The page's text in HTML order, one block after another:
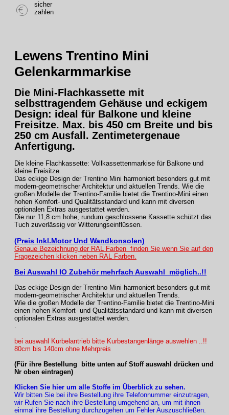
sicher
zahlen
Lewens Trentino Mini
Gelenkarmmarkise
Die Mini-Flachkassette mit
selbsttragendem Gehäuse und eckigem
Design: ideal für Balkone und kleine
Freisitze. Max. bis 450 cm Breite und bis
250 cm Ausfall. Zentimetergenaue
Anfertigung.
Die kleine Flachkassette: Vollkassettenmarkise für Balkone und
kleine Freisitze.
Das eckige Design der Trentino Mini harmoniert besonders gut mit
modern-geometrischer Architektur und aktuellen Trends. Wie die
großen Modelle der Trentino-Familie bietet die Trentino-Mini einen
hohen Komfort- und Qualitätsstandard und kann mit diversen
optionalen Extras ausgestattet werden.
Die nur 11,8 cm hohe, rundum geschlossene Kassette schützt das
Tuch zuverlässig vor Witterungseinflüssen.
(Preis Inkl.Motor Und Wandkonsolen)
Genaue Bezeichnung der RAL Farben finden Sie wenn Sie auf den
Fragezeichen klicken neben RAL Farben.
Bei Auswahl IO Zubehör mehrfach Auswahl möglich..!!
Das eckige Design der Trentino Mini harmoniert besonders gut mit
modern-geometrischer Architektur und aktuellen Trends.
Wie die großen Modelle der Trentino-Familie bietet die Trentino-Mini
einen hohen Komfort- und Qualitätsstandard und kann mit diversen
optionalen Extras ausgestattet werden.
.
bei auswahl Kurbelantrieb bitte Kurbestangenlänge auswehlen ..!!
80cm bis 140cm ohne Mehrpreis
(Für ihre Bestellung bitte unten auf Stoff auswahl drücken und
Nr oben eintragen)
Klicken Sie hier um alle Stoffe im Überblick zu sehen.
Wir bitten Sie bei ihre Bestellung ihre Telefonnummer einzutragen,
wir Rufen Sie nach ihre Bestellung umgehend an, um mit ihnen
einmal ihre Bestellung durchzugehen um Fehler Auszuschließen.